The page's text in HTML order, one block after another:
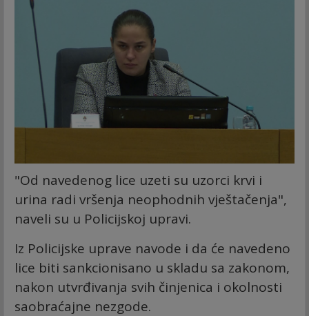
"Od navedenog lice uzeti su uzorci krvi i
urina radi vršenja neophodnih vještačenja",
naveli su u Policijskoj upravi.
Iz Policijske uprave navode i da će navedeno
lice biti sankcionisano u skladu sa zakonom,
nakon utvrđivanja svih činjenica i okolnosti
saobraćajne nezgode.